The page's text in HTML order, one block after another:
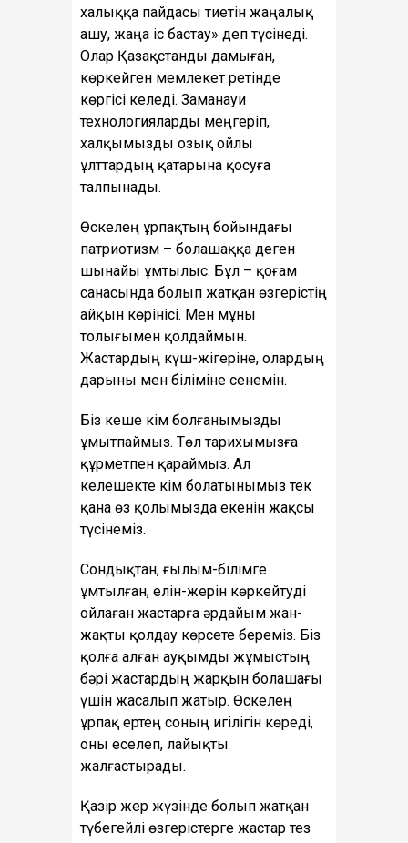
халыққа пайдасы тиетін жаңалық
ашу, жаңа іс бастау» деп түсінеді.
Олар Қазақстанды дамыған,
көркейген мемлекет ретінде
көргісі келеді. Заманауи
технологияларды меңгеріп,
халқымызды озық ойлы
ұлттардың қатарына қосуға
талпынады.
Өскелең ұрпақтың бойындағы
патриотизм – болашаққа деген
шынайы ұмтылыс. Бұл – қоғам
санасында болып жатқан өзгерістің
айқын көрінісі. Мен мұны
толығымен қолдаймын.
Жастардың күш-жігеріне, олардың
дарыны мен біліміне сенемін.
Біз кеше кім болғанымызды
ұмытпаймыз. Төл тарихымызға
құрметпен қараймыз. Ал
келешекте кім болатынымыз тек
қана өз қолымызда екенін жақсы
түсінеміз.
Сондықтан, ғылым-білімге
ұмтылған, елін-жерін көркейтуді
ойлаған жастарға әрдайым жан-
жақты қолдау көрсете береміз. Біз
қолға алған ауқымды жұмыстың
бәрі жастардың жарқын болашағы
үшін жасалып жатыр. Өскелең
ұрпақ ертең соның игілігін көреді,
оны еселеп, лайықты
жалғастырады.
Қазір жер жүзінде болып жатқан
түбегейлі өзгерістерге жастар тез